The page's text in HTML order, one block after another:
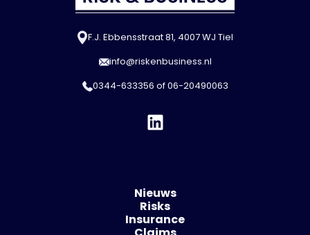
F.J. Ebbensstraat 81, 4007 WJ Tiel
info@riskenbusiness.nl
0344-633356 of06-20490063
Nieuws
Risks
Insurance